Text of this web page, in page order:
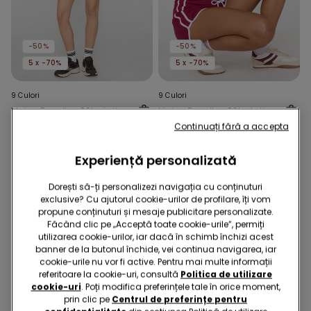
-50%
5 x -70%
9 Culori
Maiou Decolteu Pătrat din
-50%
5 x -70%
9 Culori
Maiou Decolteu Pătrat din
Bumbac Reiat
Experiență personalizată
Dorești să-ți personalizezi navigația cu conținuturi
exclusive? Cu ajutorul cookie-urilor de profilare, îți vom
propune conținuturi și mesaje publicitare personalizate.
Făcând clic pe „Acceptă toate cookie-urile”, permiți
utilizarea cookie-urilor, iar dacă în schimb închizi acest
banner de la butonul închide, vei continua navigarea, iar
cookie-urile nu vor fi active. Pentru mai multe informații
referitoare la cookie-uri, consultă Politica de utilizare
cookie-uri. Poți modifica preferințele tale în orice moment,
prin clic pe Centrul de preferințe pentru
Continuați fără a accepta